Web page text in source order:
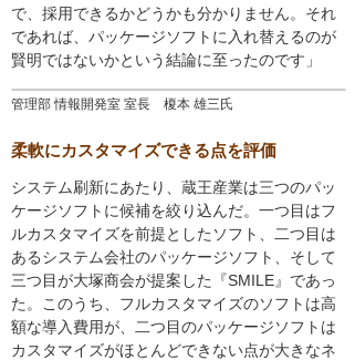
管理部 情報開発室 室長 榎本 雄三氏
で、採用できるかどうかも分かりません。それ
であれば、パッケージソフトに入れ替えるのが
賢明ではないかという結論に至ったのです」
柔軟にカスタマイズできる点を評価
システム刷新にあたり、蔵王産業は三つのパッ
ケージソフトに候補を絞り込んだ。一つ目はフ
ルカスタマイズを前提としたソフト、二つ目は
あるシステム会社のパッケージソフト、そして
三つ目が大塚商会が提案した『SMILE』であっ
た。このうち、フルカスタマイズのソフトは高
額な導入費用が、二つ目のパッケージソフトは
カスタマイズがほとんどできない点が大きなネ